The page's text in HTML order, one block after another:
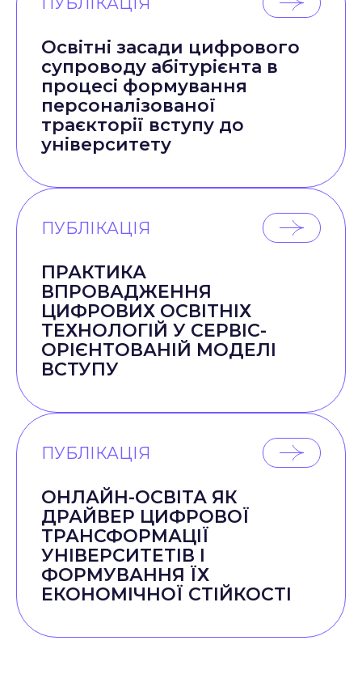
Освітні засади цифрового
супроводу абітурієнта в
процесі формування
персоналізованої
траєкторії вступу до
університету
ПУБЛІКАЦІЯ
ПРАКТИКА
ВПРОВАДЖЕННЯ
ЦИФРОВИХ ОСВІТНІХ
ТЕХНОЛОГІЙ У СЕРВІС-
ОРІЄНТОВАНІЙ МОДЕЛІ
ВСТУПУ
ПУБЛІКАЦІЯ
ОНЛАЙН-ОСВІТА ЯК
ДРАЙВЕР ЦИФРОВОЇ
ТРАНСФОРМАЦІЇ
УНІВЕРСИТЕТІВ І
ФОРМУВАННЯ ЇХ
ЕКОНОМІЧНОЇ СТІЙКОСТІ